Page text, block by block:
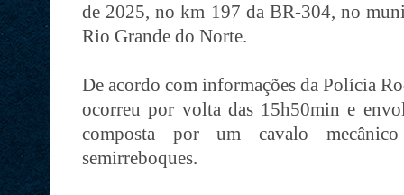
de 2025, no km 197 da BR-304, no
Rio Grande do Norte.
De acordo com informações da Polícia
ocorreu por volta das 15h50min e
composta por um cavalo
semirreboques.